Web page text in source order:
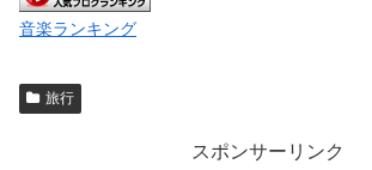
音楽ランキング
旅行
スポンサーリンク